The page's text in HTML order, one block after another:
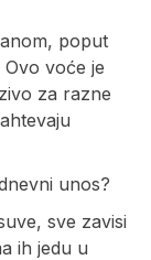
poput
voće je
za razne
unos?
sve zavisi
ih jedu u